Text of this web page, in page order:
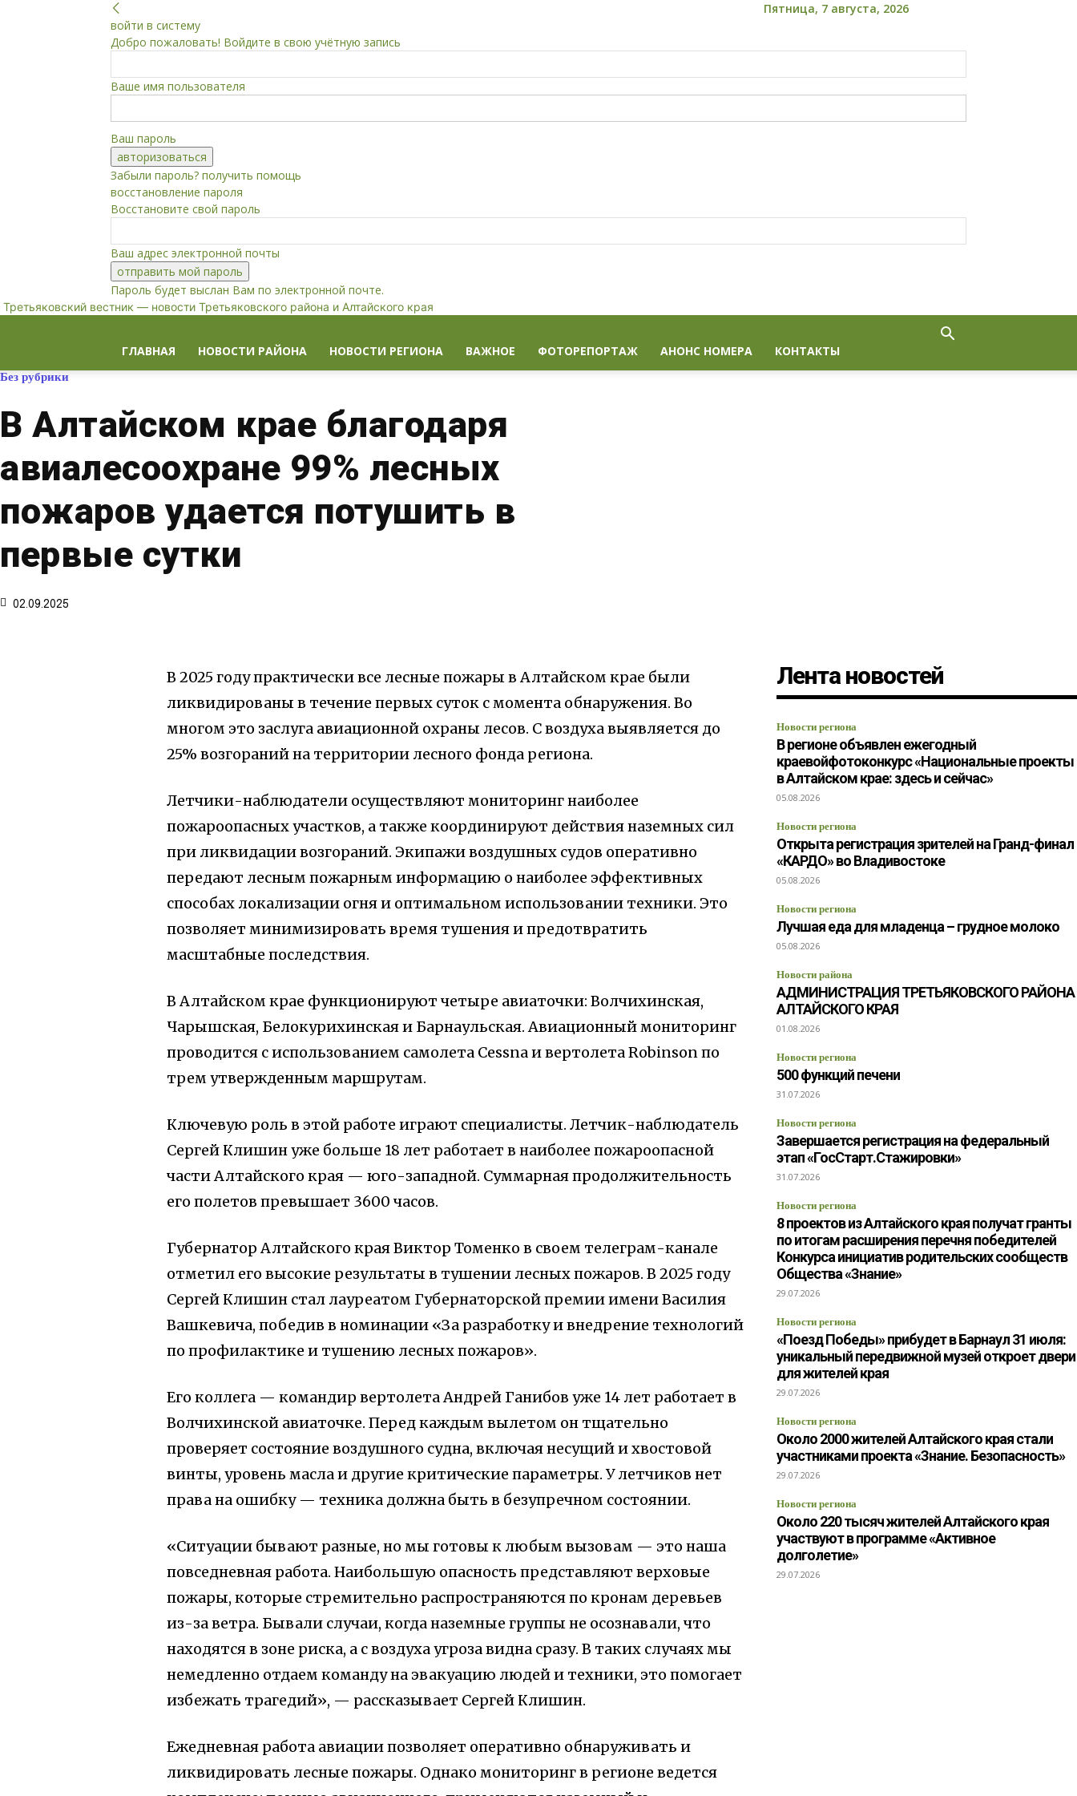
Пятница, 7 августа, 2026
войти в систему
Добро пожаловать! Войдите в свою учётную запись
Ваше имя пользователя
Ваш пароль
Забыли пароль? получить помощь
восстановление пароля
Восстановите свой пароль
Ваш адрес электронной почты
Пароль будет выслан Вам по электронной почте.
Третьяковский вестник — новости Третьяковского района и Алтайского края
ГЛАВНАЯ НОВОСТИ РАЙОНА НОВОСТИ РЕГИОНА ВАЖНОЕ ФОТОРЕПОРТАЖ АНОНС НОМЕРА КОНТАКТЫ
Без рубрики
В Алтайском крае благодаря
авиалесоохране 99% лесных
пожаров удается потушить в
первые сутки
02.09.2025
В 2025 году практически все лесные пожары в Алтайском крае были
ликвидированы в течение первых суток с момента обнаружения. Во
многом это заслуга авиационной охраны лесов. С воздуха выявляется до
25% возгораний на территории лесного фонда региона.
Летчики-наблюдатели осуществляют мониторинг наиболее
пожароопасных участков, а также координируют действия наземных сил
при ликвидации возгораний. Экипажи воздушных судов оперативно
передают лесным пожарным информацию о наиболее эффективных
способах локализации огня и оптимальном использовании техники. Это
позволяет минимизировать время тушения и предотвратить
масштабные последствия.
В Алтайском крае функционируют четыре авиаточки: Волчихинская,
Чарышская, Белокурихинская и Барнаульская. Авиационный мониторинг
проводится с использованием самолета Cessna и вертолета Robinson по
трем утвержденным маршрутам.
Ключевую роль в этой работе играют специалисты. Летчик-наблюдатель
Сергей Клишин уже больше 18 лет работает в наиболее пожароопасной
части Алтайского края — юго-западной. Суммарная продолжительность
его полетов превышает 3600 часов.
Губернатор Алтайского края Виктор Томенко в своем телеграм-канале
отметил его высокие результаты в тушении лесных пожаров. В 2025 году
Сергей Клишин стал лауреатом Губернаторской премии имени Василия
Вашкевича, победив в номинации «За разработку и внедрение технологий
по профилактике и тушению лесных пожаров».
Его коллега — командир вертолета Андрей Ганибов уже 14 лет работает в
Волчихинской авиаточке. Перед каждым вылетом он тщательно
проверяет состояние воздушного судна, включая несущий и хвостовой
винты, уровень масла и другие критические параметры. У летчиков нет
права на ошибку — техника должна быть в безупречном состоянии.
«Ситуации бывают разные, но мы готовы к любым вызовам — это наша
повседневная работа. Наибольшую опасность представляют верховые
пожары, которые стремительно распространяются по кронам деревьев
из-за ветра. Бывали случаи, когда наземные группы не осознавали, что
находятся в зоне риска, а с воздуха угроза видна сразу. В таких случаях мы
немедленно отдаем команду на эвакуацию людей и техники, это помогает
избежать трагедий», — рассказывает Сергей Клишин.
Ежедневная работа авиации позволяет оперативно обнаруживать и
ликвидировать лесные пожары. Однако мониторинг в регионе ведется
Лента новостей
Новости региона
В регионе объявлен ежегодный
краевойфотоконкурс «Национальные проекты
в Алтайском крае: здесь и сейчас»
05.08.2026
Новости региона
Открыта регистрация зрителей на Гранд-финал
«КАРДО» во Владивостоке
05.08.2026
Новости региона
Лучшая еда для младенца – грудное молоко
05.08.2026
Новости района
АДМИНИСТРАЦИЯ ТРЕТЬЯКОВСКОГО РАЙОНА
АЛТАЙСКОГО КРАЯ
01.08.2026
Новости региона
500 функций печени
31.07.2026
Новости региона
Завершается регистрация на федеральный
этап «ГосСтарт.Стажировки»
31.07.2026
Новости региона
8 проектов из Алтайского края получат гранты
по итогам расширения перечня победителей
Конкурса инициатив родительских сообществ
Общества «Знание»
29.07.2026
Новости региона
«Поезд Победы» прибудет в Барнаул 31 июля:
уникальный передвижной музей откроет двери
для жителей края
29.07.2026
Новости региона
Около 2000 жителей Алтайского края стали
участниками проекта «Знание. Безопасность»
29.07.2026
Новости региона
Около 220 тысяч жителей Алтайского края
участвуют в программе «Активное
долголетие»
29.07.2026